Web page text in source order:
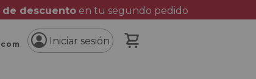
de descuentoen tu segundo pedido
Iniciar sesión